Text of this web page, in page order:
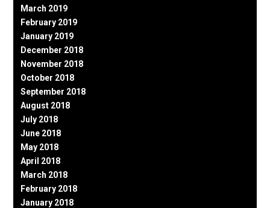
March 2019
February 2019
January 2019
December 2018
November 2018
October 2018
September 2018
August 2018
July 2018
June 2018
May 2018
April 2018
March 2018
February 2018
January 2018